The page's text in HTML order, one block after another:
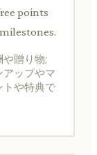
points
贈り物;
アップやマ
トや特典で